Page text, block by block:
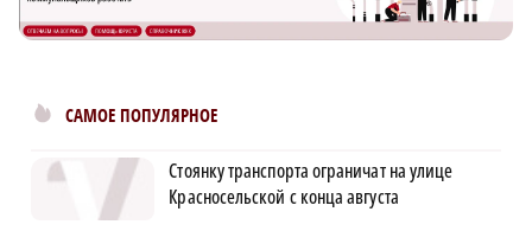
САМОЕ ПОПУЛЯРНОЕ
Стоянку транспорта ограничат на улице
Красносельской с конца августа